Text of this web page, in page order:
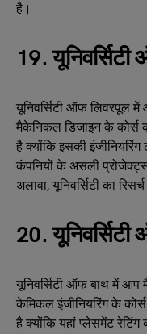
है।
19.
यूनिवर्सिटी ऑफ लिवरपूल
मैकेनिकल डिजाइन के कोर्स
है क्योंकि इसकी
कंपनियों के असली
अलावा, यूनिवर्सिटी का
20.
यूनिवर्सिटी ऑफ बाथ में
केमिकल इंजीनियरिंग के
है क्योंकि यहां प्लेसमेंट